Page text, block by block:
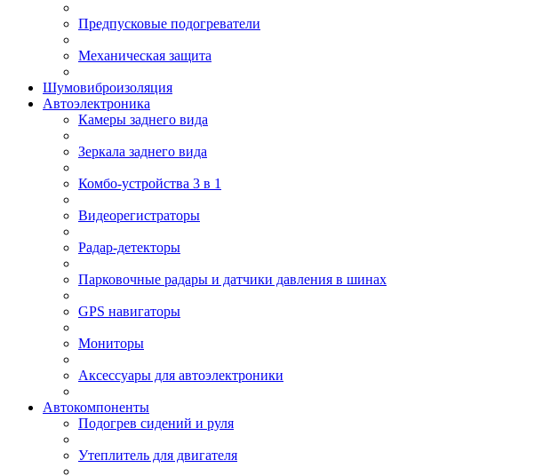
Предпусковые подогреватели
Механическая защита
Шумовиброизоляция
Автоэлектроника
Камеры заднего вида
Зеркала заднего вида
Комбо-устройства 3 в 1
Видеорегистраторы
Радар-детекторы
Парковочные радары и датчики давления в шинах
GPS навигаторы
Мониторы
Аксессуары для автоэлектроники
Автокомпоненты
Подогрев сидений и руля
Утеплитель для двигателя